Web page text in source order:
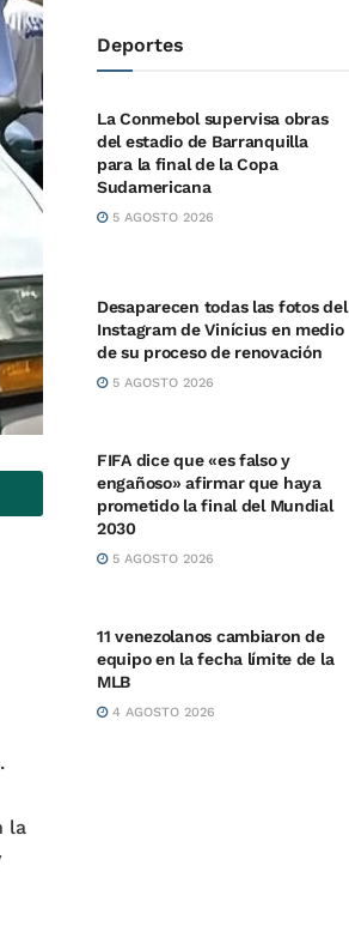
la
Deportes
La Conmebol supervisa obras
del estadio de Barranquilla
para la final de la Copa
Sudamericana
5 AGOSTO 2026
Desaparecen todas las fotos del
Instagram de Vinícius en medio
de su proceso de renovación
5 AGOSTO 2026
FIFA dice que «es falso y
engañoso» afirmar que haya
prometido la final del Mundial
2030
5 AGOSTO 2026
11 venezolanos cambiaron de
equipo en la fecha límite de la
MLB
4 AGOSTO 2026